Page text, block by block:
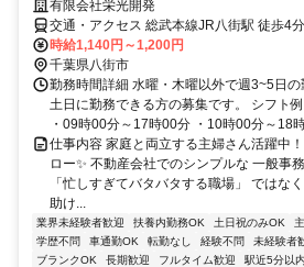
有限会社栄光開発
交通・アクセス 総武本線JR八街駅 徒歩4分
時給1,140円～1,200円
千葉県八街市
勤務時間詳細 水曜・木曜以外で週3~5日の
土日に勤務できる方の募集です。 シフト
・09時00分～17時00分 ・10時00分～18
仕事内容 家庭と両立する主婦さん活躍中
ロー✨ 不動産会社でのシンプルな 一般事
「忙しすぎてバタバタする職場」 ではな
助け...
業界未経験者歓迎 扶養内勤務OK 土日祝のみOK
学歴不問
車通勤OK 転勤なし 経験不問 未経験者
ブランクOK
長期歓迎 フルタイム歓迎 駅近5分以内